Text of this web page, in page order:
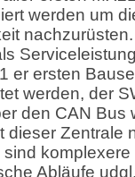
werden um
er ersten
werden, der
den CAN Bus
dieser Zentrale
komplexere
Abläufe